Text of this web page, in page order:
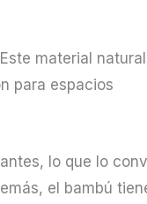
material
para espacios
lo que lo
el bambú